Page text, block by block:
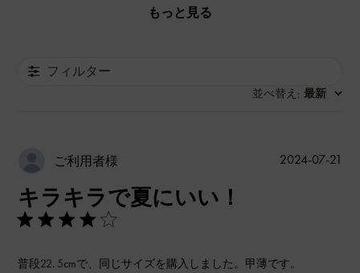
もっと見る
フィルター
並べ替え : 最新
ご利用者様
キラキラで夏にいい！
普段22. 5cmで、同じサイズを購入しました。甲薄です。
2024-07-21